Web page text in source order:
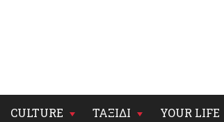
CULTURE ΤΑΞΙΔΙ YOUR LIFE